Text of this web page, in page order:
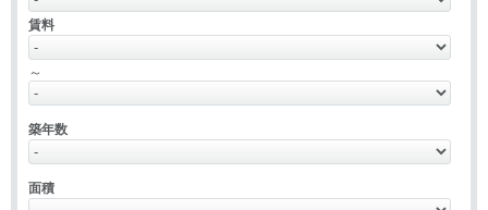
賃料
～
築年数
面積